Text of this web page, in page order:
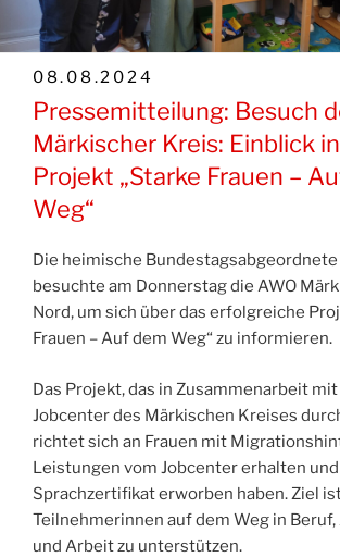
VERÖFFENTLICHT
AM
08.08.2024
Pressemitteilung: Besuch
Märkischer Kreis: Einblick
Projekt „Starke Frauen –
Weg“
Die heimische
besuchte am Donnerstag die AWO
Nord, um sich über das erfolgreiche
Frauen – Auf dem Weg“ zu informieren.
Das Projekt, das in Zusammenarbeit
Jobcenter des Märkischen Kreises
richtet sich an Frauen mit
Leistungen vom Jobcenter erhalten
Sprachzertifikat erworben haben. Ziel
Teilnehmerinnen auf dem Weg in
und Arbeit zu unterstützen.